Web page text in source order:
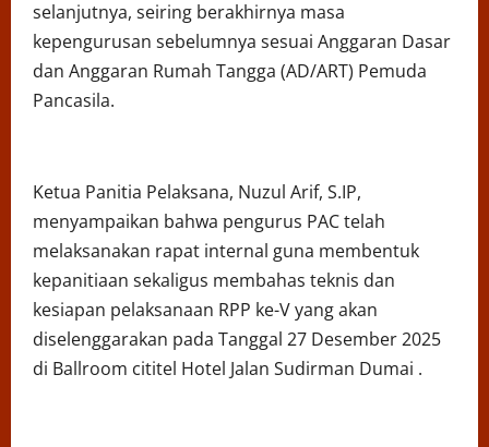
selanjutnya, seiring berakhirnya masa
kepengurusan sebelumnya sesuai Anggaran Dasar
dan Anggaran Rumah Tangga (AD/ART) Pemuda
Pancasila.
Ketua Panitia Pelaksana, Nuzul Arif, S.IP,
menyampaikan bahwa pengurus PAC telah
melaksanakan rapat internal guna membentuk
kepanitiaan sekaligus membahas teknis dan
kesiapan pelaksanaan RPP ke-V yang akan
diselenggarakan pada Tanggal 27 Desember 2025
di Ballroom cititel Hotel Jalan Sudirman Dumai .